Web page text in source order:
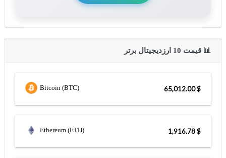
📊 قیمت 10 ارزدیجیتال برتر
Bitcoin (BTC) $ 65,012.00
Ethereum (ETH) $ 1,916.78